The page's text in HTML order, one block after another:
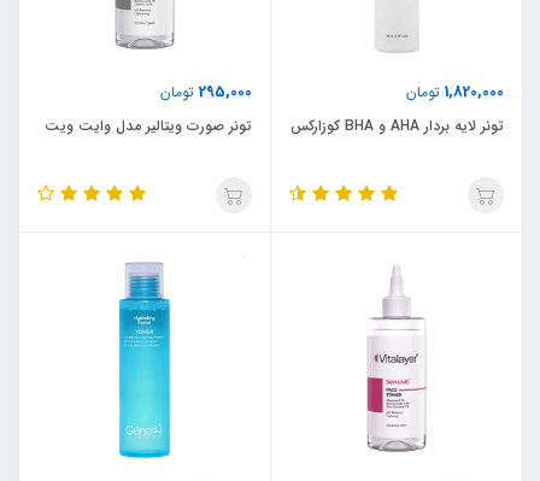
1,820,000 تومان
تونر لایه بردار AHA و BHA کوزارکس
295,000 تومان
تونر صورت ویتالیر مدل وایت ویت